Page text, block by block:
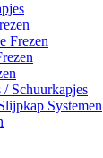
Frezen
/ Schuurkapjes
Systemen